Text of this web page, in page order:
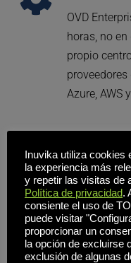
OVD
horas, no
propio
Azure, AWS
Si odias los
sesiones
Las
segundos,
empezar a
Inuvika utiliza cookies
la experiencia más
y repetir las visitas de
Política de privacidad.
consiente el uso de
puede visitar
proporcionar un
la opción de excluirse
exclusión de algunas